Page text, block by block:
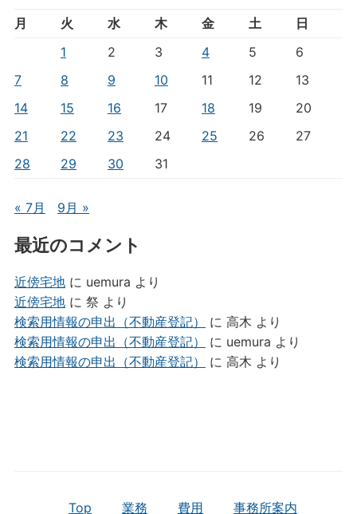
月 火 水 木 金 土
日
1
2 3 4 5
6
7
8 9 10 11 12
13
14
15 16 17 18 19
20
21
22 23 24 25 26
27
28
29 30 31
« 7月 9月 »
最近のコメント
近傍宅地に uemura より
近傍宅地に 祭 より
検索用情報の申出（不動産登記）
に 高木 より
検索用情報の申出（不動産登記）
に uemura より
検索用情報の申出（不動産登記）
に 高木 より
Top 業務 費用 事務所案内